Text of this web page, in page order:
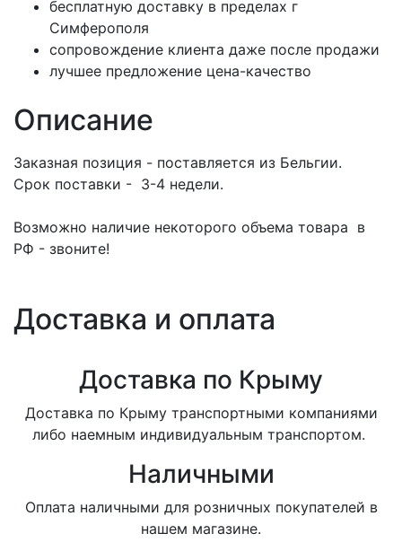
бесплатную доставку в пределах г
Симферополя
сопровождение клиента даже после продажи
лучшее предложение цена-качество
Описание
Заказная позиция - поставляется из Бельгии.
Срок поставки - 3-4 недели.
Возможно наличие некоторого объема товара в
РФ - звоните!
Доставка и оплата
Доставка по Крыму
Доставка по Крыму транспортными компаниями
либо наемным индивидуальным транспортом.
Наличными
Оплата наличными для розничных покупателей в
нашем магазине.